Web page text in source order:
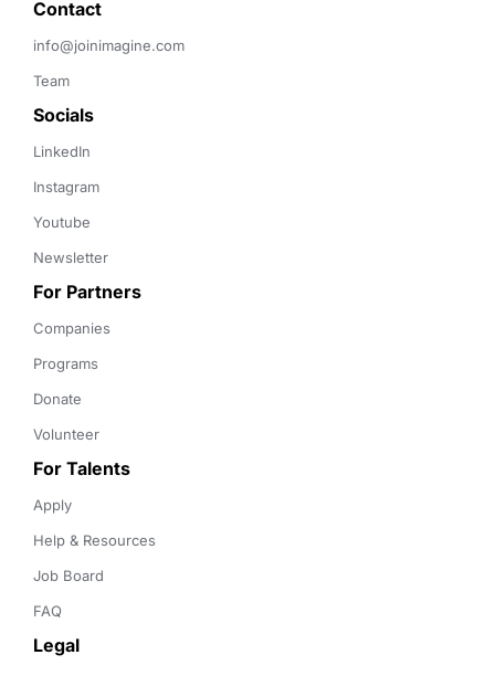
Contact
info@joinimagine.com
Team
Socials
LinkedIn
Instagram
Youtube
Newsletter
For Partners
Companies
Programs
Donate
Volunteer
For Talents
Apply
Help & Resources
Job Board
FAQ
Legal